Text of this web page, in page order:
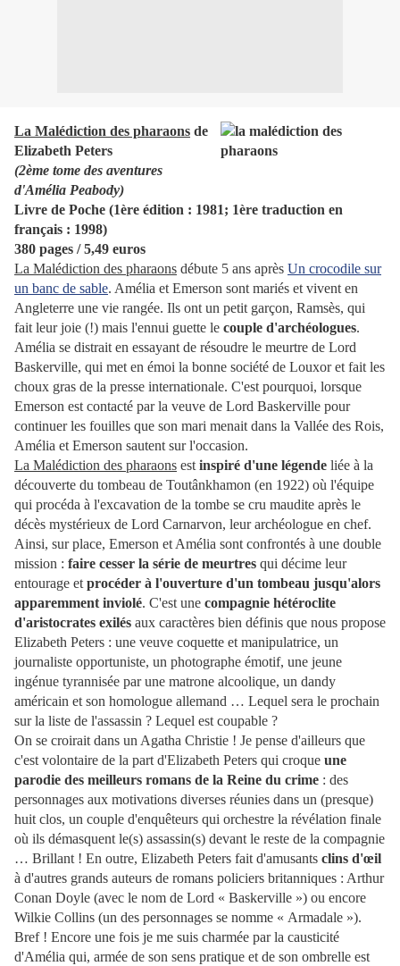
La Malédiction des pharaons de
Elizabeth Peters
(2ème tome des aventures
d'Amélia Peabody)
Livre de Poche (1ère édition : 1981; 1ère traduction en
français : 1998)
380 pages / 5,49 euros
La Malédiction des pharaons débute 5 ans après Un crocodile sur
un banc de sable. Amélia et Emerson sont mariés et vivent en
Angleterre une vie rangée. Ils ont un petit garçon, Ramsès, qui
fait leur joie (!) mais l'ennui guette le couple d'archéologues.
Amélia se distrait en essayant de résoudre le meurtre de Lord
Baskerville, qui met en émoi la bonne société de Louxor et fait les
choux gras de la presse internationale. C'est pourquoi, lorsque
Emerson est contacté par la veuve de Lord Baskerville pour
continuer les fouilles que son mari menait dans la Vallée des Rois,
Amélia et Emerson sautent sur l'occasion.
La Malédiction des pharaons est inspiré d'une légende liée à la
découverte du tombeau de Toutânkhamon (en 1922) où l'équipe
qui procéda à l'excavation de la tombe se cru maudite après le
décès mystérieux de Lord Carnarvon, leur archéologue en chef.
Ainsi, sur place, Emerson et Amélia sont confrontés à une double
mission : faire cesser la série de meurtres qui décime leur
entourage et procéder à l'ouverture d'un tombeau jusqu'alors
apparemment inviolé. C'est une compagnie hétéroclite
d'aristocrates exilés aux caractères bien définis que nous propose
Elizabeth Peters : une veuve coquette et manipulatrice, un
journaliste opportuniste, un photographe émotif, une jeune
ingénue tyrannisée par une matrone alcoolique, un dandy
américain et son homologue allemand … Lequel sera le prochain
sur la liste de l'assassin ? Lequel est coupable ?
On se croirait dans un Agatha Christie ! Je pense d'ailleurs que
c'est volontaire de la part d'Elizabeth Peters qui croque une
parodie des meilleurs romans de la Reine du crime : des
personnages aux motivations diverses réunies dans un (presque)
huit clos, un couple d'enquêteurs qui orchestre la révélation finale
où ils démasquent le(s) assassin(s) devant le reste de la compagnie
… Brillant ! En outre, Elizabeth Peters fait d'amusants clins d'œil
à d'autres grands auteurs de romans policiers britanniques : Arthur
Conan Doyle (avec le nom de Lord « Baskerville ») ou encore
Wilkie Collins (un des personnages se nomme « Armadale »).
Bref ! Encore une fois je me suis charmée par la causticité
d'Amélia qui, armée de son sens pratique et de son ombrelle est